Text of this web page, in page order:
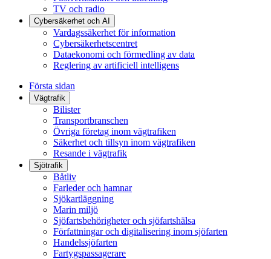
TV och radio
Cybersäkerhet och AI
Vardagssäkerhet för information
Cybersäkerhetscentret
Dataekonomi och förmedling av data
Reglering av artificiell intelligens
Första sidan
Vägtrafik
Bilister
Transportbranschen
Övriga företag inom vägtrafiken
Säkerhet och tillsyn inom vägtrafiken
Resande i vägtrafik
Sjötrafik
Båtliv
Farleder och hamnar
Sjökartläggning
Marin miljö
Sjöfartsbehörigheter och sjöfartshälsa
Författningar och digitalisering inom sjöfarten
Handelssjöfarten
Fartygspassagerare